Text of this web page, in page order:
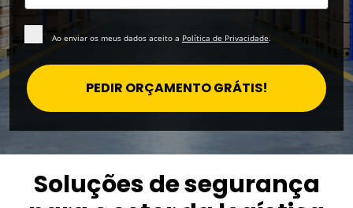
Ao enviar os meus dados aceito a Política de Privacidade.
PEDIR ORÇAMENTO GRÁTIS!
Soluções de segurança